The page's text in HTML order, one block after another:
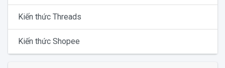
Kiến thức Threads
Kiến thức Shopee